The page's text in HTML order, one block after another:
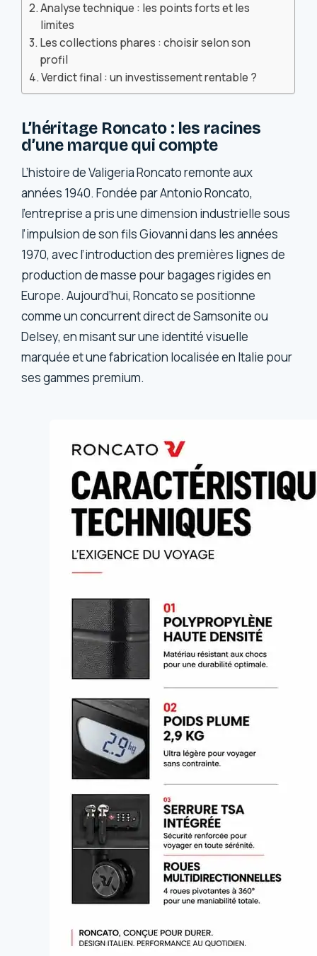
Analyse technique : les points forts et les
limites
Les collections phares : choisir selon son
profil
Verdict final : un investissement rentable ?
L’héritage Roncato : les racines
d’une marque qui compte
L’histoire de Valigeria Roncato remonte aux
années 1940. Fondée par Antonio Roncato,
l’entreprise a pris une dimension industrielle sous
l’impulsion de son fils Giovanni dans les années
1970, avec l’introduction des premières lignes de
production de masse pour bagages rigides en
Europe. Aujourd’hui, Roncato se positionne
comme un concurrent direct de Samsonite ou
Delsey, en misant sur une identité visuelle
marquée et une fabrication localisée en Italie pour
ses gammes premium.